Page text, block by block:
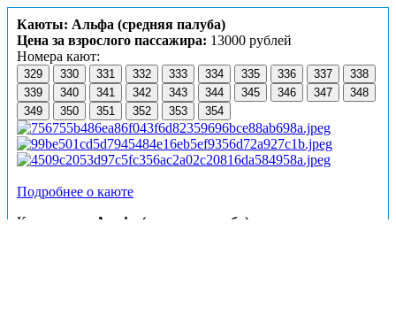
Каюты: Альфа (средняя палуба)
Цена за взрослого пассажира: 13000 рублей
Номера кают:
329 330 331 332 333 334 335 336 337
338
339
340 341 342 343 344 345 346 347
348
349
350 351 352 353 354
Подробнее о каюте
К категории
Альфа (средняя палуба)